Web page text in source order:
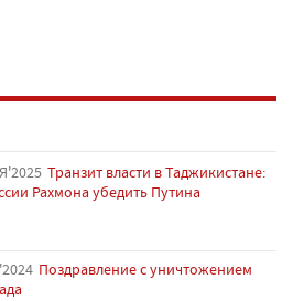
Транзит власти в Таджикистане:
Рахмона убедить Путина
Поздравление с уничтожением